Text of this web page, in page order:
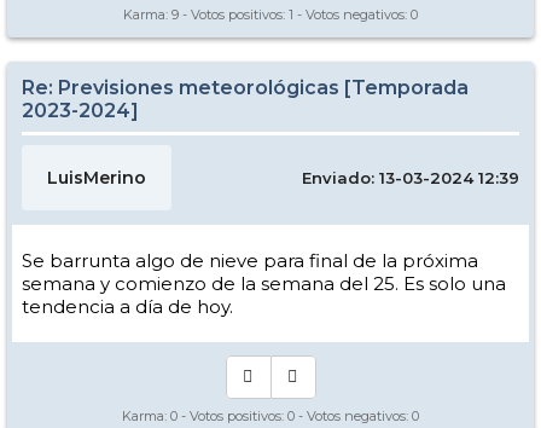
Karma: 9 - Votos positivos: 1 - Votos negativos: 0
Re: Previsiones meteorológicas [Temporada
2023-2024]
LuisMerino Enviado: 13-03-2024 12:39
Se barrunta algo de nieve para final de la próxima
semana y comienzo de la semana del 25. Es solo una
tendencia a día de hoy.
Karma: 0 - Votos positivos: 0 - Votos negativos: 0